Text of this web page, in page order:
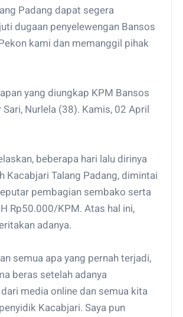
Padang dapat segera
dugaan penyelewengan Bansos
kami dan memanggil pihak
yang diungkap KPM Bansos
Sari, Nurlela (38). Kamis, 02 April
beberapa hari lalu dirinya
Kacabjari Talang Padang, dimintai
pembagian sembako serta
Rp50.000/KPM. Atas hal ini,
adanya.
semua apa yang pernah terjadi,
beras setelah adanya
media online dan semua kita
Kacabjari. Saya pun